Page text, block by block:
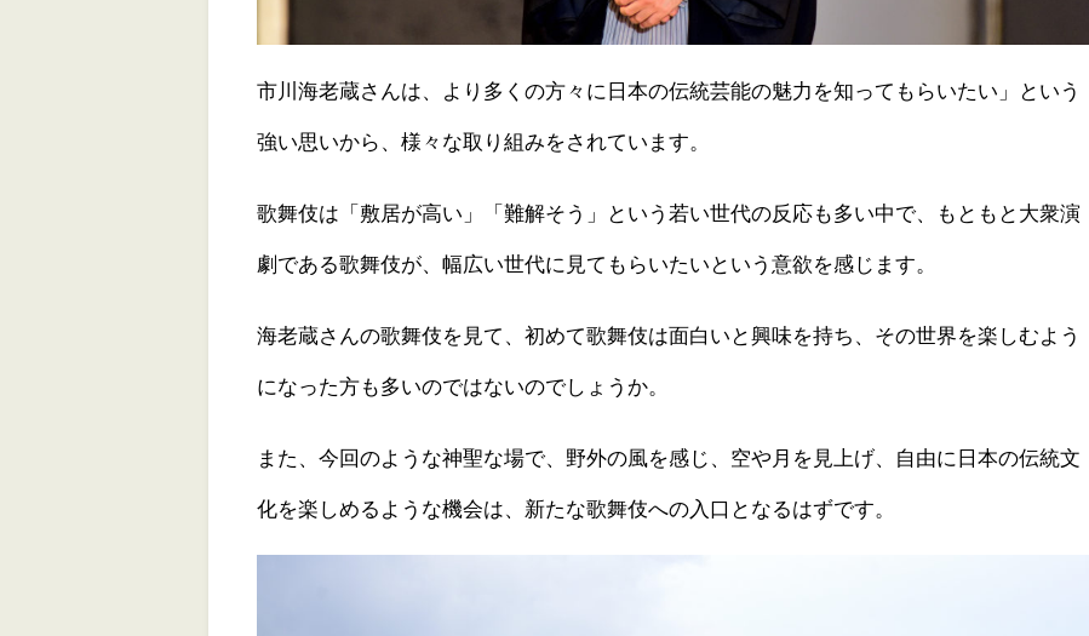
市川海老蔵さんは、より多くの方々に日本の伝統芸能の魅力を知ってもらいたい」という
強い思いから、様々な取り組みをされています。
歌舞伎は「敷居が高い」「難解そう」という若い世代の反応も多い中で、もともと大衆演
劇である歌舞伎が、幅広い世代に見てもらいたいという意欲を感じます。
海老蔵さんの歌舞伎を見て、初めて歌舞伎は面白いと興味を持ち、その世界を楽しむよう
になった方も多いのではないのでしょうか。
また、今回のような神聖な場で、野外の風を感じ、空や月を見上げ、自由に日本の伝統文
化を楽しめるような機会は、新たな歌舞伎への入口となるはずです。